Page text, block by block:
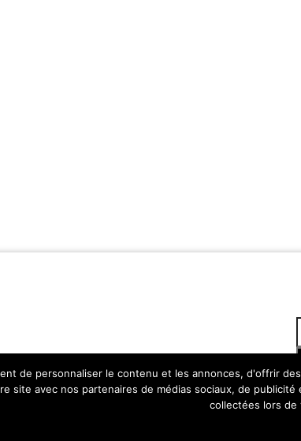
Facebook
de personnaliser le contenu et les annonces, d'offrir
site avec nos partenaires de médias sociaux, de
collectées lors de